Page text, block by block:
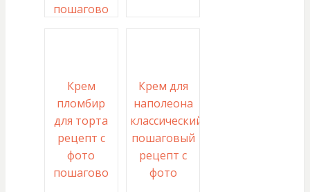
пошагово
Крем
пломбир
для торта
рецепт с
фото
пошагово
Крем для
наполеона
классический
пошаговый
рецепт с
фото